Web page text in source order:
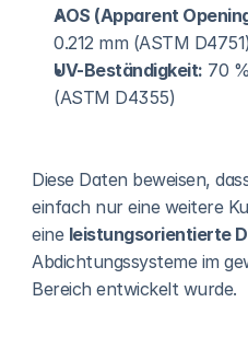
AOS (Apparent
0.212 mm (ASTM D4751)
UV-Beständigkeit: 70
(ASTM D4355)
Diese Daten beweisen,
einfach nur eine weitere
eine leistungsorientierte
Abdichtungssysteme im
Bereich entwickelt wurde.